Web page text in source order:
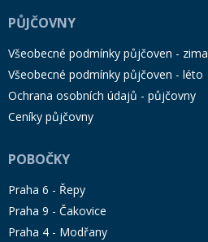
PŮJČOVNY
Všeobecné podmínky půjčoven - zima
Všeobecné podmínky půjčoven - léto
Ochrana osobních údajů - půjčovny
Ceníky půjčovny
POBOČKY
Praha 6 - Řepy
Praha 9 - Čakovice
Praha 4 - Modřany